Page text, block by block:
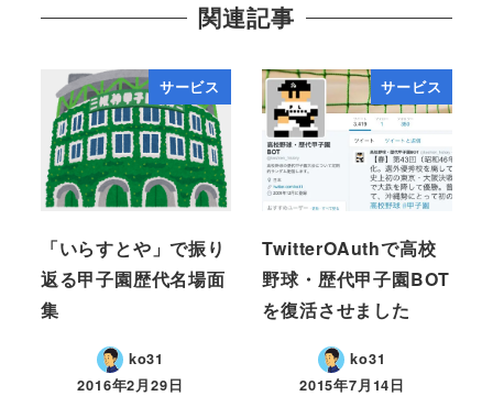
関連記事
サービス
「いらすとや」で振り
返る甲子園歴代名場面
集
ko31
2016年2月29日
サービス
TwitterOAuthで高校
野球・歴代甲子園BOT
を復活させました
ko31
2015年7月14日